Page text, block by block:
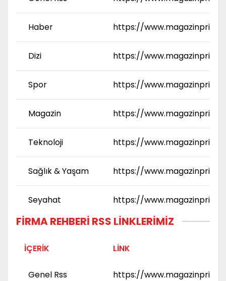
Haber https://
Dizi https://
Spor https://
Magazin https://
Teknoloji https://
Sağlık & Yaşam https://
Seyahat https://
FIRMA REHBERI RSS LINKLERIMIZ
İÇERIK LINK
Genel Rss https://